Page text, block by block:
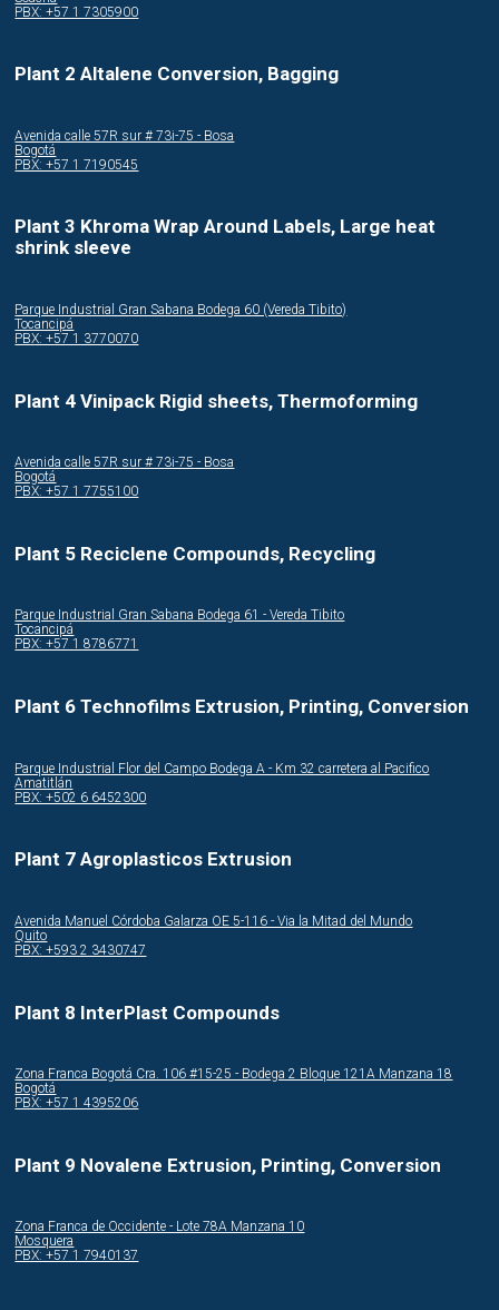
PBX: +57 1 7305900
Plant 2 Altalene Conversion, Bagging
Avenida calle 57R sur # 73i-75 - Bosa
Bogotá
PBX: +57 1 7190545
Plant 3 Khroma Wrap Around Labels, Large heat
shrink sleeve
Parque Industrial Gran Sabana Bodega 60 (Vereda Tibito)
Tocancipá
PBX: +57 1 3770070
Plant 4 Vinipack Rigid sheets, Thermoforming
Avenida calle 57R sur # 73i-75 - Bosa
Bogotá
PBX: +57 1 7755100
Plant 5 Reciclene Compounds, Recycling
Parque Industrial Gran Sabana Bodega 61 - Vereda Tibito
Tocancipá
PBX: +57 1 8786771
Plant 6 Technofilms Extrusion, Printing, Conversion
Parque Industrial Flor del Campo Bodega A - Km 32 carretera al Pacifico
Amatitlán
PBX: +502 6 6452300
Plant 7 Agroplasticos Extrusion
Avenida Manuel Córdoba Galarza OE 5-116 - Via la Mitad del Mundo
Quito
PBX: +593 2 3430747
Plant 8 InterPlast Compounds
Zona Franca Bogotá Cra. 106 #15-25 - Bodega 2 Bloque 121A Manzana 18
Bogotá
PBX: +57 1 4395206
Plant 9 Novalene Extrusion, Printing, Conversion
Zona Franca de Occidente - Lote 78A Manzana 10
Mosquera
PBX: +57 1 7940137